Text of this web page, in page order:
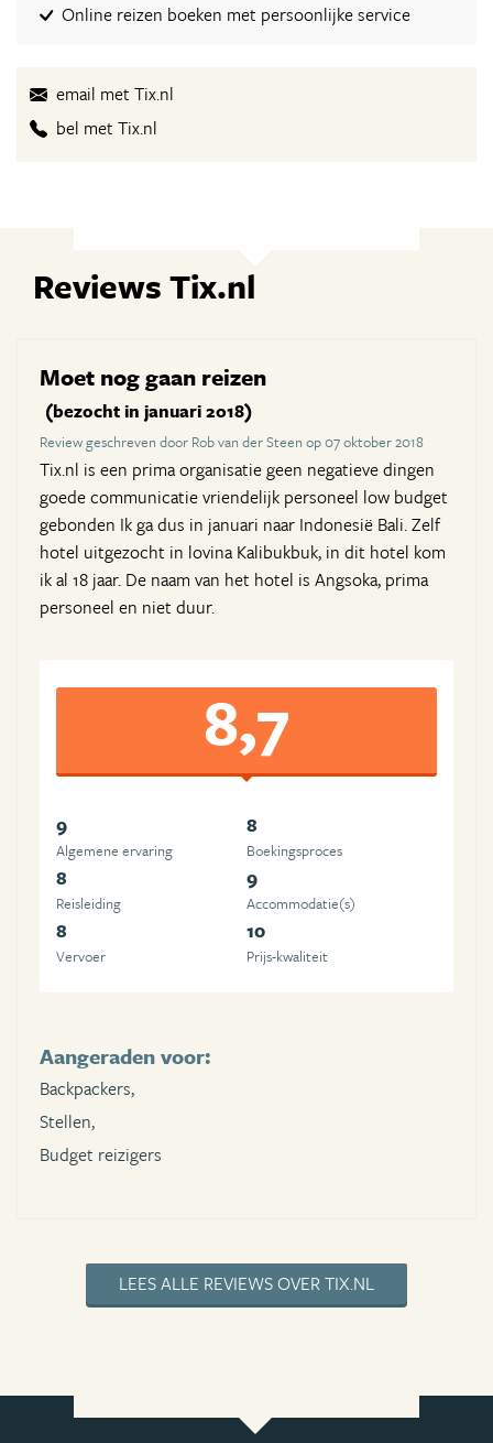
Online reizen boeken met persoonlijke service
email met Tix.nl
bel met Tix.nl
Reviews Tix.nl
Moet nog gaan reizen
(bezocht in januari 2018)
Review geschreven door Rob van der Steen op 07 oktober 2018
Tix.nl is een prima organisatie geen negatieve dingen
goede communicatie vriendelijk personeel low budget
gebonden Ik ga dus in januari naar Indonesië Bali. Zelf
hotel uitgezocht in lovina Kalibukbuk, in dit hotel kom
ik al 18 jaar. De naam van het hotel is Angsoka, prima
personeel en niet duur.
8,7
9
Algemene ervaring
8
Boekingsproces
8
Reisleiding
9
Accommodatie(s)
8
Vervoer
10
Prijs-kwaliteit
Aangeraden voor:
Backpackers,
Stellen,
Budget reizigers
LEES ALLE REVIEWS OVER TIX.NL